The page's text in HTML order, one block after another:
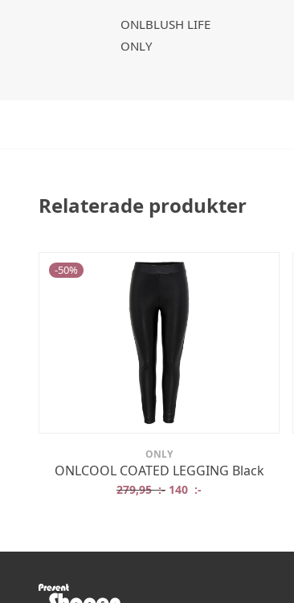
ONLBLUSH LIFE
ONLY
Relaterade produkter
-50%
ONLY
ONLCOOL COATED LEGGING Black
279,95:- Det ursprungliga priset
140 :-